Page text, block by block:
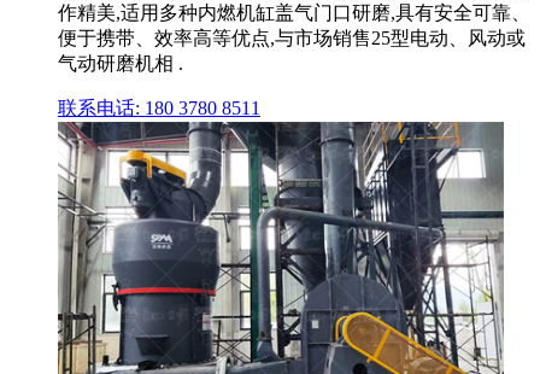
作精美,适用多种内燃机缸盖气门口研磨,具有安全可靠、
便于携带、效率高等优点,与市场销售25型电动、风动或
气动研磨机相 .
联系电话: 180 3780 8511